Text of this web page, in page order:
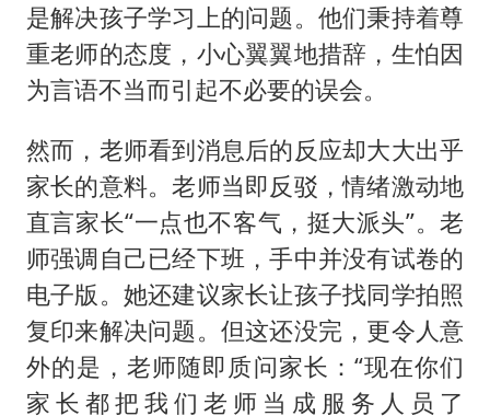
是解决孩子学习上的问题。他们秉持着尊
重老师的态度，小心翼翼地措辞，生怕因
为言语不当而引起不必要的误会。
然而，老师看到消息后的反应却大大出乎
家长的意料。老师当即反驳，情绪激动地
直言家长“一点也不客气，挺大派头”。老
师强调自己已经下班，手中并没有试卷的
电子版。她还建议家长让孩子找同学拍照
复印来解决问题。但这还没完，更令人意
外的是，老师随即质问家长：“现在你们
家长都把我们老师当成服务人员了